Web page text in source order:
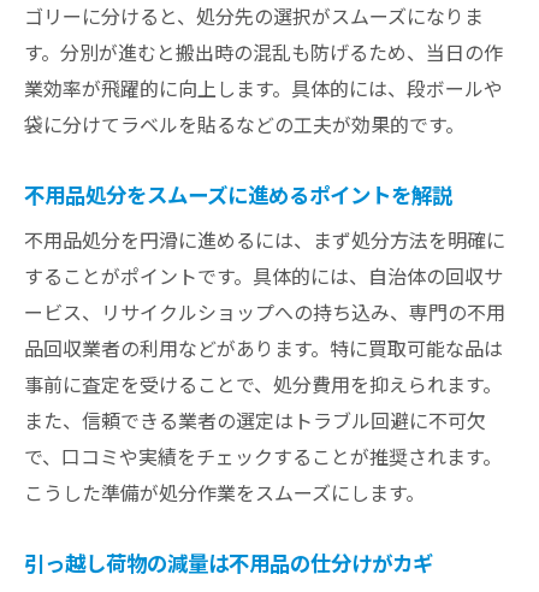
引越し後に困らない不用品管理のコツ
賢く不用品を減らして快適な新居生活を実
現
不用品を手放して新生活の空間を広げる工
不用品の整理が生活環境を変えるポイント
新生活準備で重要な不用品整理の進め方
引越し準備で不用品を手間なく片付ける方法
不用品を効率良く片付ける引越し前の手順
引越し準備中の不用品処分アイデア集
忙しい引越し時期も不用品を簡単に減らす
コツ
不用品の仕分けで引越し準備を時短する方
不用品片付けで引越し作業の負担を軽減
ゴリーに分けると、処分先の選択がスムーズになりま
す。分別が進むと搬出時の混乱も防げるため、当日の作
業効率が飛躍的に向上します。具体的には、段ボールや
袋に分けてラベルを貼るなどの工夫が効果的です。
不用品処分をスムーズに進めるポイントを解説
不用品処分を円滑に進めるには、まず処分方法を明確に
することがポイントです。具体的には、自治体の回収サ
ービス、リサイクルショップへの持ち込み、専門の不用
品回収業者の利用などがあります。特に買取可能な品は
事前に査定を受けることで、処分費用を抑えられます。
また、信頼できる業者の選定はトラブル回避に不可欠
で、口コミや実績をチェックすることが推奨されます。
こうした準備が処分作業をスムーズにします。
引っ越し荷物の減量は不用品の仕分けがカギ